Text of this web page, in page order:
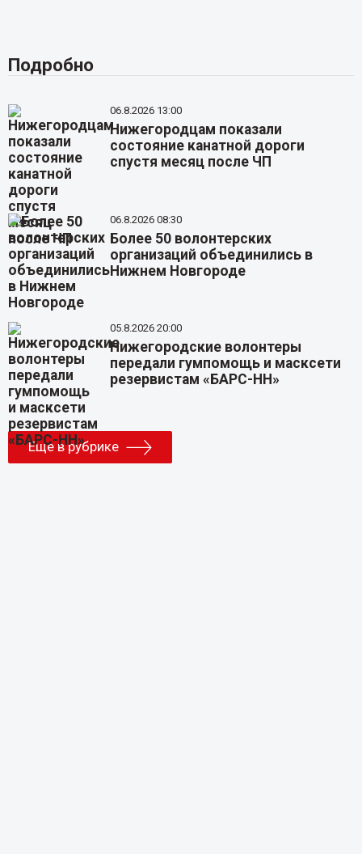
Подробно
06.8.2026 13:00
Нижегородцам показали
состояние канатной дороги
спустя месяц после ЧП
06.8.2026 08:30
Более 50 волонтерских
организаций объединились в
Нижнем Новгороде
05.8.2026 20:00
Нижегородские волонтеры
передали гумпомощь и масксети
резервистам «БАРС-НН»
Еще в рубрике